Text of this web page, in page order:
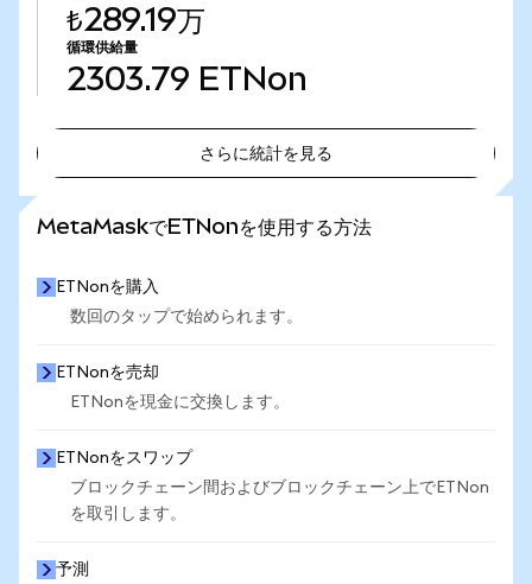
₺289.19万
循環供給量
2303.79 ETNon
さらに統計を見る
MetaMaskでETNonを使用する方法
ETNonを購入
数回のタップで始められます。
ETNonを売却
ETNonを現金に交換します。
ETNonをスワップ
ブロックチェーン間およびブロックチェーン上でETNon
を取引します。
予測